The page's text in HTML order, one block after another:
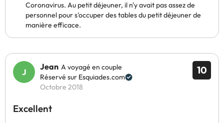
Coronavirus. Au petit déjeuner, il n'y avait pas assez de
personnel pour s'occuper des tables du petit déjeuner de
manière efficace.
10
Jean A voyagé en couple
Réservé sur Esquiades.com
Octobre 2018
Excellent